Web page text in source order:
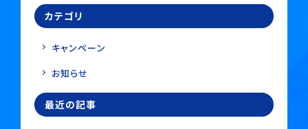
カテゴリ
キャンペーン
お知らせ
最近の記事